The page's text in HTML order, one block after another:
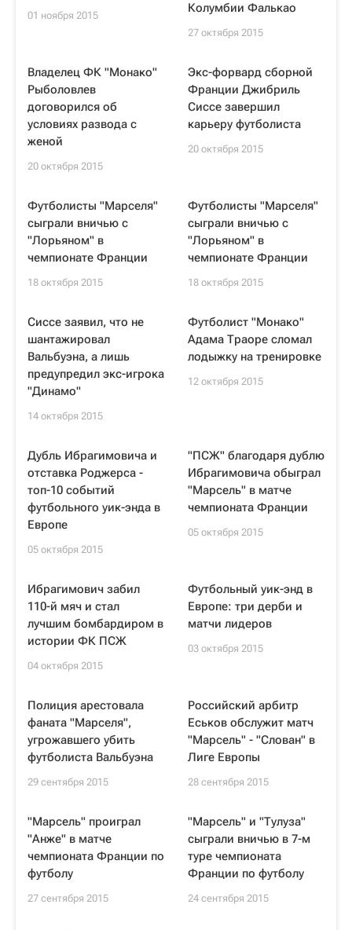
01 ноября 2015
Колумбии Фалькао
27 октября 2015
Владелец ФК "Монако"
Рыболовлев
договорился об
условиях развода с
женой
20 октября 2015
Экс-форвард сборной
Франции Джибриль
Сиссе завершил
карьеру футболиста
20 октября 2015
Футболисты "Марселя"
сыграли вничью с
"Лорьяном" в
чемпионате Франции
18 октября 2015
Футболисты "Марселя"
сыграли вничью с
"Лорьяном" в
чемпионате Франции
18 октября 2015
Сиссе заявил, что не
шантажировал
Вальбуэна, а лишь
предупредил экс-игрока
"Динамо"
14 октября 2015
Футболист "Монако"
Адама Траоре сломал
лодыжку на тренировке
12 октября 2015
Дубль Ибрагимовича и
отставка Роджерса -
топ-10 событий
футбольного уик-энда в
Европе
05 октября 2015
"ПСЖ" благодаря дублю
Ибрагимовича обыграл
"Марсель" в матче
чемпионата Франции
05 октября 2015
Ибрагимович забил
110-й мяч и стал
лучшим бомбардиром в
истории ФК ПСЖ
04 октября 2015
Футбольный уик-энд в
Европе: три дерби и
матчи лидеров
03 октября 2015
Полиция арестовала
фаната "Марселя",
угрожавшего убить
футболиста Вальбуэна
29 сентября 2015
Российский арбитр
Еськов обслужит матч
"Марсель" - "Слован" в
Лиге Европы
28 сентября 2015
"Марсель" проиграл
"Анже" в матче
чемпионата Франции по
футболу
27 сентября 2015
"Марсель" и "Тулуза"
сыграли вничью в 7-м
туре чемпионата
Франции по футболу
24 сентября 2015